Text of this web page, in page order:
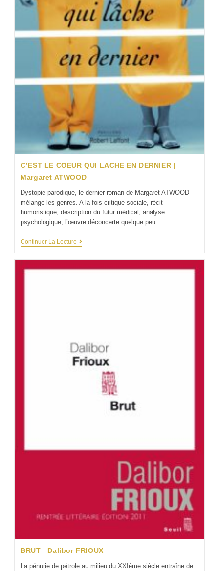
C’EST LE COEUR QUI LACHE EN DERNIER |
Margaret ATWOOD
Dystopie parodique, le dernier roman de Margaret ATWOOD
mélange les genres. A la fois critique sociale, récit
humoristique, description du futur médical, analyse
psychologique, l’œuvre déconcerte quelque peu.
Continuer La Lecture
BRUT | Dalibor FRIOUX
La pénurie de pétrole au milieu du XXIème siècle entraîne de